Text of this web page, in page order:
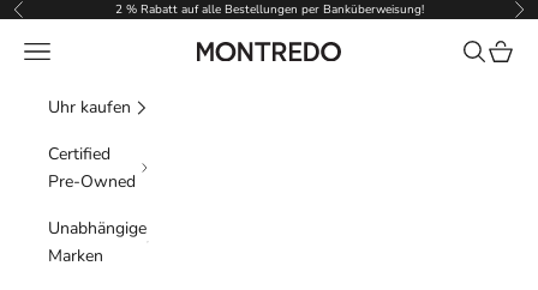
Zum Inhalt springen
Zurück 2 % Rabatt auf alle Bestellungen per Banküberweisung! Vor
Montredo
Menü Suchen
Uhr kaufen
Certified
Pre-Owned
Unabhängige
Marken